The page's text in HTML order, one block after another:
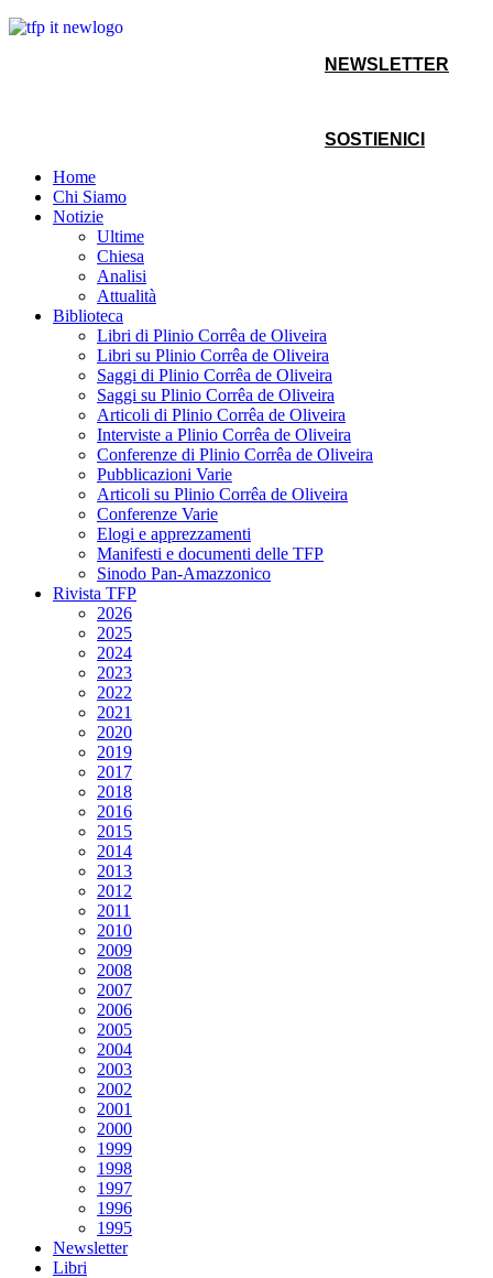
NEWSLETTER
SOSTIENICI
Home
Chi Siamo
Notizie
Ultime
Chiesa
Analisi
Attualità
Biblioteca
Libri di Plinio Corrêa de Oliveira
Libri su Plinio Corrêa de Oliveira
Saggi di Plinio Corrêa de Oliveira
Saggi su Plinio Corrêa de Oliveira
Articoli di Plinio Corrêa de Oliveira
Interviste a Plinio Corrêa de Oliveira
Conferenze di Plinio Corrêa de Oliveira
Pubblicazioni Varie
Articoli su Plinio Corrêa de Oliveira
Conferenze Varie
Elogi e apprezzamenti
Manifesti e documenti delle TFP
Sinodo Pan-Amazzonico
Rivista TFP
2026
2025
2024
2023
2022
2021
2020
2019
2017
2018
2016
2015
2014
2013
2012
2011
2010
2009
2008
2007
2006
2005
2004
2003
2002
2001
2000
1999
1998
1997
1996
1995
Newsletter
Libri